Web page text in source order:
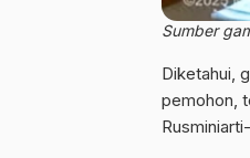
Sumber
Diketahui,
pemohon,